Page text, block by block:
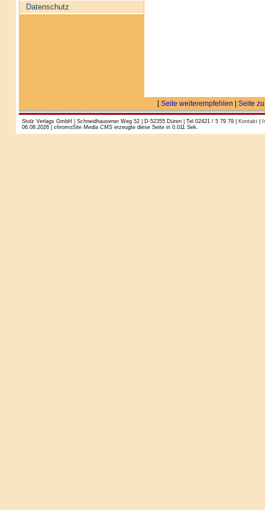
Datenschutz
[Seite weiterempfehlen Seite
Stolz Verlags GmbH | Schneidhausener Weg 52 | D-52355 Düren | Tel 02421 / 5 79 79 | Kontakt|
06.08.2026 | chromoSite Media CMSerzeugte diese Seite in 0.011 Sek.